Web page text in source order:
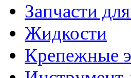
Запчасти
Жидкости
Крепежные